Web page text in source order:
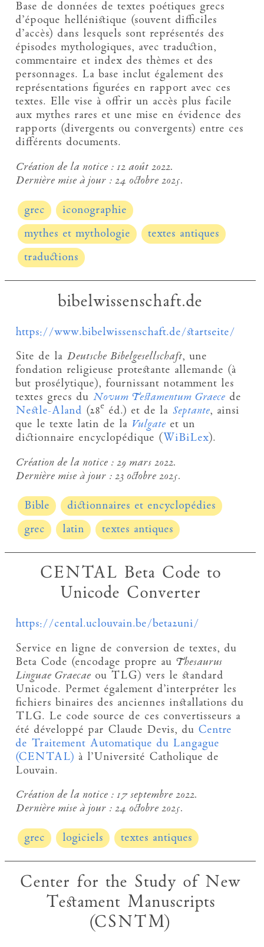
Base de données de textes poétiques grecs
d’époque hellénistique (souvent difficiles
d’accès) dans lesquels sont représentés des
épisodes mythologiques, avec traduction,
commentaire et index des thèmes et des
personnages. La base inclut également des
représentations figurées en rapport avec ces
textes. Elle vise à offrir un accès plus facile
aux mythes rares et une mise en évidence des
rapports (divergents ou convergents) entre ces
différents documents.
Création de la notice :12 août 2022.
Dernière mise à jour :24 octobre 2025.
grec
iconographie
mythes et mythologie
textes antiques
traductions
bibelwissenschaft.de
https://www.bibelwissenschaft.de/startseite/
Site de la Deutsche Bibelgesellschaft, une
fondation religieuse protestante allemande (à
but prosélytique), fournissant notamment les
textes grecs du Novum Testamentum Graece de
Nestle-Aland (28e éd.) et de la Septante, ainsi
que le texte latin de la Vulgate et un
dictionnaire encyclopédique ( WiBiLex).
Création de la notice :29 mars 2022.
Dernière mise à jour :23 octobre 2025.
Bible
dictionnaires et encyclopédies
grec
latin textes antiques
CENTAL Beta Code to
Unicode Converter
https://cental.uclouvain.be/beta2uni/
Service en ligne de conversion de textes, du
Beta Code (encodage propre au Thesaurus
Linguae Graecae ou TLG) vers le standard
Unicode. Permet également d’interpréter les
fichiers binaires des anciennes installations du
TLG. Le code source de ces convertisseurs a
été développé par Claude Devis, du Centre
de Traitement Automatique du Langague
(CENTAL) à l’Université Catholique de
Louvain.
Création de la notice :17 septembre 2022.
Dernière mise à jour :24 octobre 2025.
grec logiciels textes antiques
Center for the Study of New
Testament Manuscripts
(CSNTM)